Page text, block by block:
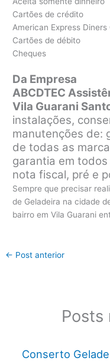
Cartões de crédito
American Express
Cartões de débito
Cheques
Da Empresa
ABCDTEC
Vila Guarani
instalações,
manutenções de:
de todas as
garantia em
nota fiscal, pré e
Sempre que precisar
de Geladeira na cidade
bairro em Vila Guarani
← Post anterior
Posts
Conserto